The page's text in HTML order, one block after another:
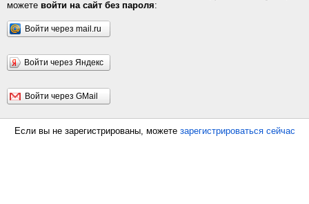
можете войти на сайт без пароля:
Войти через mail.ru
Войти через Яндекс
Войти через GMail
Если вы не зарегистрированы, можете зарегистрироваться сейчас